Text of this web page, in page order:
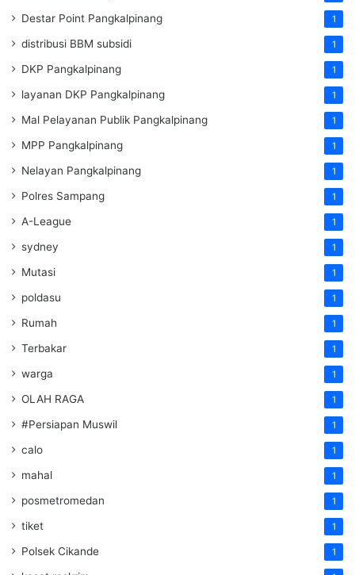
Destar Point Pangkalpinang 1
distribusi BBM subsidi 1
DKP Pangkalpinang 1
layanan DKP Pangkalpinang 1
Mal Pelayanan Publik Pangkalpinang 1
MPP Pangkalpinang 1
Nelayan Pangkalpinang 1
Polres Sampang 1
A-League 1
sydney 1
Mutasi 1
poldasu 1
Rumah 1
Terbakar 1
warga 1
OLAH RAGA 1
#Persiapan Muswil 1
calo 1
mahal 1
posmetromedan 1
tiket 1
Polsek Cikande 1